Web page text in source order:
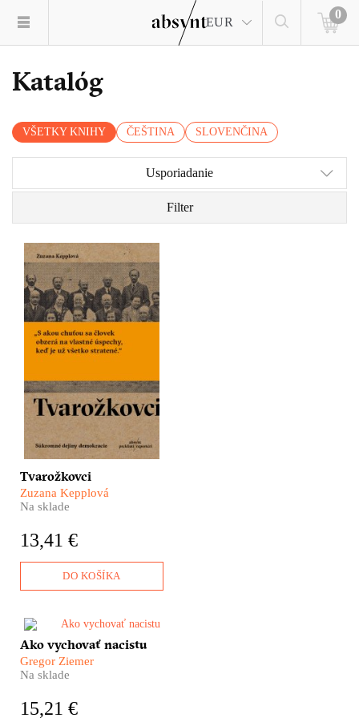
EUR
0
Katalóg
VŠETKY KNIHY ČEŠTINA SLOVENČINA
Usporiadanie
Filter
Dejiny jednej rodiny,
dejiny jednej krajiny.
Množstvo hlasov z
rôznych etáp 20. storočia
sa v knihe Zuzany
Kepplovej zlieva do
epického obrazu malých i
zrkadlia v príbehu
brezovskej rodiny
Tvarožkovcov.
Tvarožkovci
Zuzana Kepplová
Na sklade
13,41 €
DO KOŠÍKA
​Veľká Hitlerova armáda sa
nezrodila v kasárňach, ale
v školských laviciach.
Americký pedagóg Gregor
do detailov zoznámil so
Ako vychovať nacistu
Gregor Ziemer
Na sklade
15,21 €